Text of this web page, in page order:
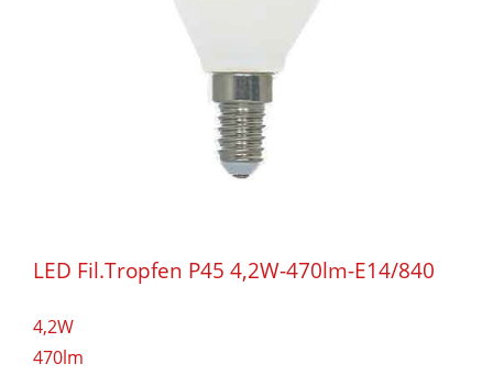
LED Fil.Tropfen P45 4,2W-470lm-E14/840
4,2W
470lm